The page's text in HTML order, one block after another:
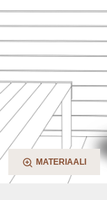
MATERIAALI